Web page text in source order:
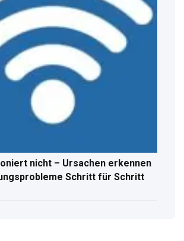
nicht – Ursachen erkennen
Schritt für Schritt